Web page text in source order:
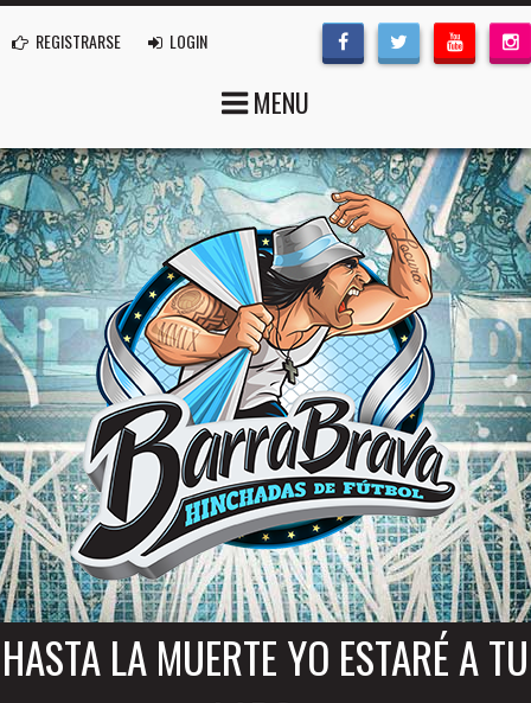
REGISTRARSE LOGIN
MENU
HASTA LA MUERTE YO ESTARÉ A TU